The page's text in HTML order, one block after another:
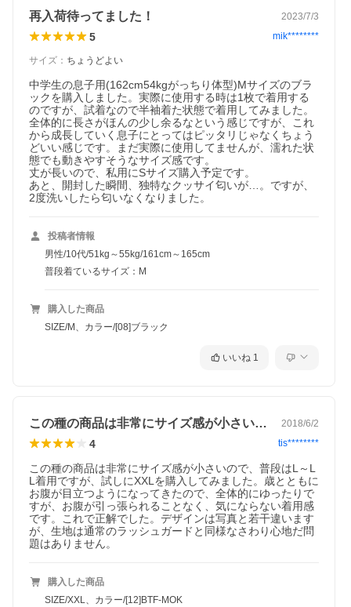
再入荷待ってました！ 2023/7/3
5 mik********
サイズ ： ちょうどよい
中学生の息子用(162cm54kgがっちり体型)Mサイズのブラ
ックを購入しました。実際に使用する時は1枚で着用する
のですが、試着なので半袖着た状態で着用してみました。
全体的に長さがほんの少し余るなという感じですが、これ
から成長していく息子にとってはピッタリじゃなくちょう
どいい感じです。まだ実際に使用してませんが、濡れた状
態でも動きやすそうなサイズ感です。
丈が長いので、私用にSサイズ購入予定です。
あと、開封した瞬間、独特なクッサイ匂いが…。ですが、
2度洗いしたら匂いなくなりました。
投稿者情報
男性/10代/51kg～55kg/161cm～165cm
普段着ているサイズ：M
購入した商品
SIZE/M、カラー/[08]ブラック
いいね 1
この種の商品は非常にサイズ感が小さいの… 2018/6/2
4 tis********
この種の商品は非常にサイズ感が小さいので、普段はL～L
L着用ですが、試しにXXLを購入してみました。歳とともに
お腹が目立つようになってきたので、全体的にゆったりで
すが、お腹が引っ張られることなく、気にならない着用感
です。これで正解でした。デザインは写真と若干違います
が、生地は通常のラッシュガードと同様なさわり心地だ問
題はありません。
購入した商品
SIZE/XXL、カラー/[12]BTF-MOK